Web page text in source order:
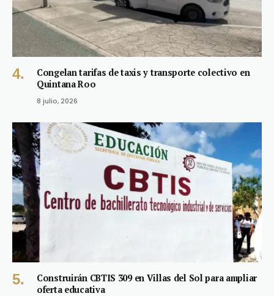
Congelan tarifas de taxis y transporte colectivo en
Quintana Roo
8 julio, 2026
Construirán CBTIS 309 en Villas del Sol para ampliar
oferta educativa